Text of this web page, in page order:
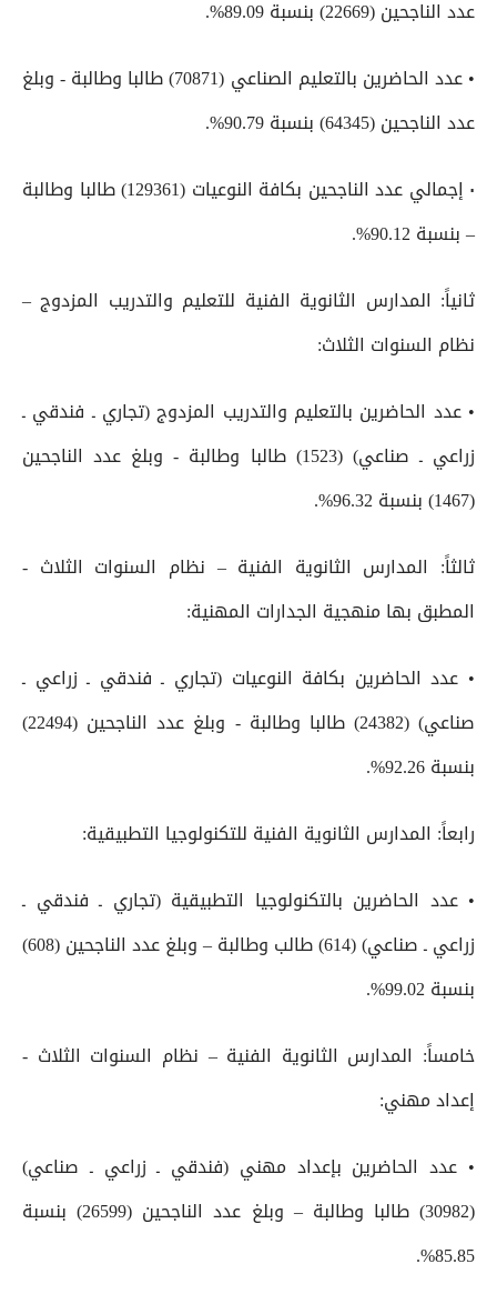
عدد الناجحين (22669) بنسبة 89.09%.
• عدد الحاضرين بالتعليم الصناعي (70871) طالبا وطالبة - وبلغ
عدد الناجحين (64345) بنسبة 90.79%.
٠ إجمالي عدد الناجحين بكافة النوعيات (129361) طالبا وطالبة
– بنسبة 90.12%.
ثانياً: المدارس الثانوية الفنية للتعليم والتدريب المزدوج –
نظام السنوات الثلاث:
• عدد الحاضرين بالتعليم والتدريب المزدوج (تجاري ـ فندقي ـ
زراعي ـ صناعي) (1523) طالبا وطالبة - وبلغ عدد الناجحين
(1467) بنسبة 96.32%.
ثالثاً: المدارس الثانوية الفنية – نظام السنوات الثلاث -
المطبق بها منهجية الجدارات المهنية:
• عدد الحاضرين بكافة النوعيات (تجاري ـ فندقي ـ زراعي ـ
صناعي) (24382) طالبا وطالبة - وبلغ عدد الناجحين (22494)
بنسبة 92.26%.
رابعاً: المدارس الثانوية الفنية للتكنولوجيا التطبيقية:
• عدد الحاضرين بالتكنولوجيا التطبيقية (تجاري ـ فندقي ـ
زراعي ـ صناعي) (614) طالب وطالبة – وبلغ عدد الناجحين (608)
بنسبة 99.02%.
خامساً: المدارس الثانوية الفنية – نظام السنوات الثلاث -
إعداد مهني:
• عدد الحاضرين بإعداد مهني (فندقي ـ زراعي ـ صناعي)
(30982) طالبا وطالبة – وبلغ عدد الناجحين (26599) بنسبة
85.85%.